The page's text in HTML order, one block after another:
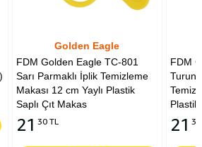
TC-801
Temizleme
Plastik
Golden Eagle
FDM Golden Eagle TC-801
Turuncu Parmaklı İplik
Temizleme Makası 12 cm
Plastik Saplı Çıt Makas